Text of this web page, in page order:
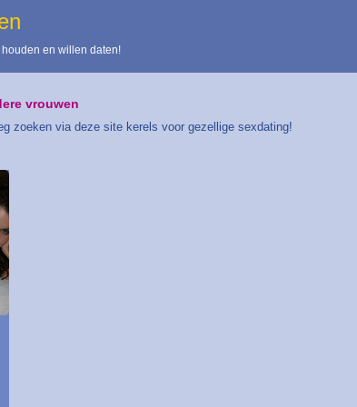
en willen daten!
vrouwen
zoeken via deze site kerels voor gezellige sexdating!